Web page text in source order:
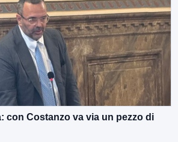
con Costanzo va via un pezzo di